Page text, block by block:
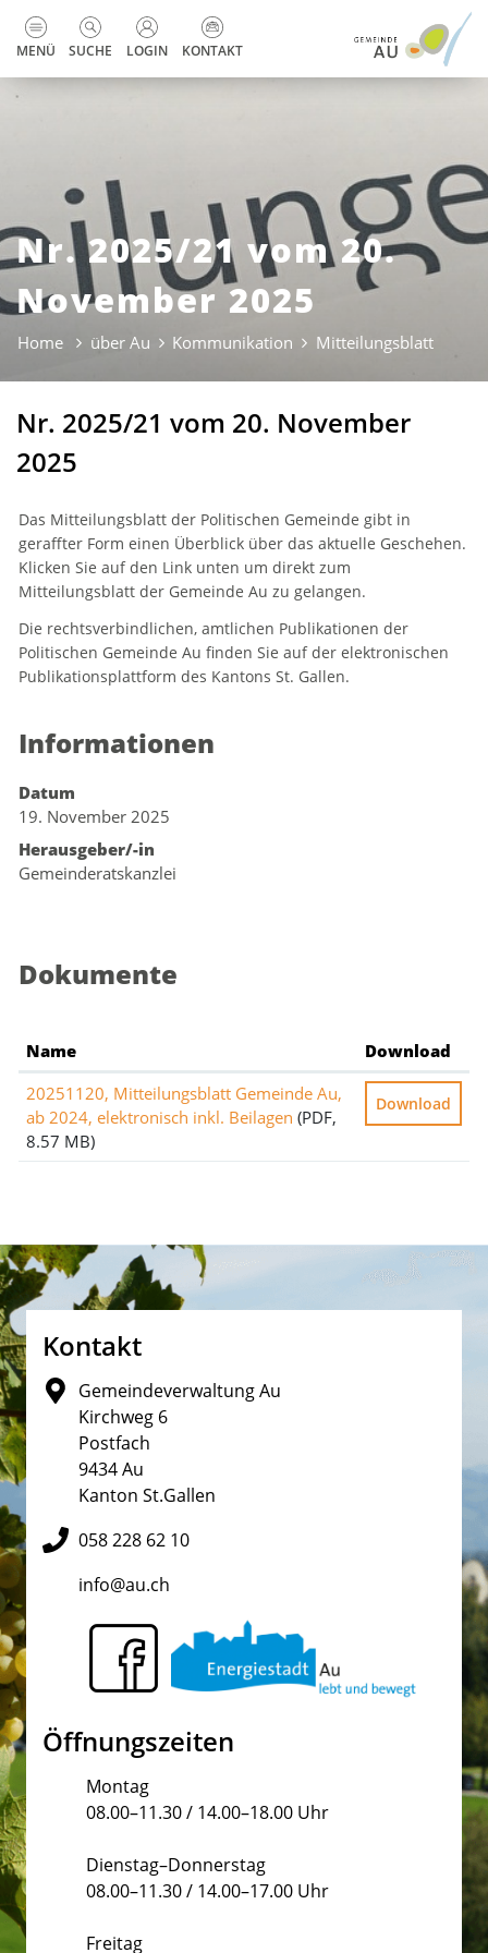
zur Startseite
Direkt zur Hauptnavigation
Direkt zum Inhalt
Direkt zur Suche
Direkt zum Stichwortverzeichnis
Kopfzeile
MENÜ SUCHE LOGIN KONTAKT
Nr. 2025/21 vom 20.
November 2025
Home über Au Kommunikation Mitteilungsblatt
Nr. 2025/21 vom 20. November
2025
Das Mitteilungsblatt der Politischen Gemeinde gibt in
geraffter Form einen Überblick über das aktuelle Geschehen.
Klicken Sie auf den Link unten um direkt zum
Mitteilungsblatt der Gemeinde Au zu gelangen.
Die rechtsverbindlichen, amtlichen Publikationen der
Politischen Gemeinde Au finden Sie auf der elektronischen
Publikationsplattform des Kantons St. Gallen.
Informationen
Datum
19. November 2025
Herausgeber/-in
Gemeinderatskanzlei
Dokumente
Name
Download
20251120, Mitteilungsblatt Gemeinde Au,
ab 2024, elektronisch inkl. Beilagen (PDF,
8.57 MB)
Download
Fusszeile
Kontakt
Gemeindeverwaltung Au
Kirchweg 6
Postfach
9434 Au
Kanton St.Gallen
058 228 62 10
info@au.ch
Öffnungszeiten
Montag
08.00–11.30 / 14.00–18.00 Uhr
Dienstag–Donnerstag
08.00–11.30 / 14.00–17.00 Uhr
Freitag